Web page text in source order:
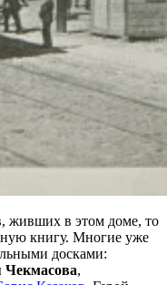
живших в этом доме, то
книгу. Многие уже
досками:
Чекмасова,